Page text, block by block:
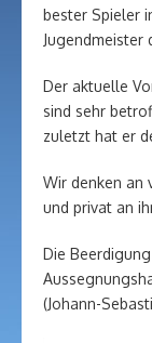
bester Spieler
Jugendmeister
Der aktuelle
sind sehr
zuletzt hat er
Wir denken an
und privat an
Die
(Johann-